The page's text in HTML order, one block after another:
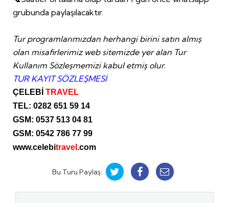
grubunda paylaşılacaktır.
Tur programlarımızdan herhangi birini satın almış
olan misafirlerimiz web sitemizde yer alan Tur
Kullanım Sözleşmemizi kabul etmiş olur.
TUR KAYIT SÖZLEŞMESİ
ÇELEBİ TRAVEL
TEL: 0282 651 59 14
GSM: 0537 513 04 81
GSM: 0542 786 77 99
www.celebitravel .com
Bu Turu Paylaş: